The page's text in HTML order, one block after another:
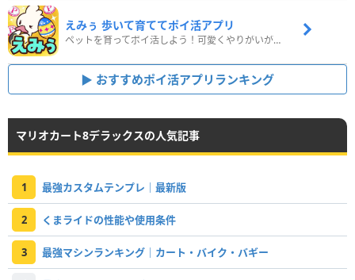
えみぅ 歩いて育ててポイ活アプリ
ペットを育ってポイ活しよう！可愛くやりがいがある新感覚アプリ
おすすめポイ活アプリランキング
マリオカート8デラックスの人気記事
1 最強カスタムテンプレ｜最新版
2 くまライドの性能や使用条件
3 最強マシンランキング｜カート・バイク・バギー